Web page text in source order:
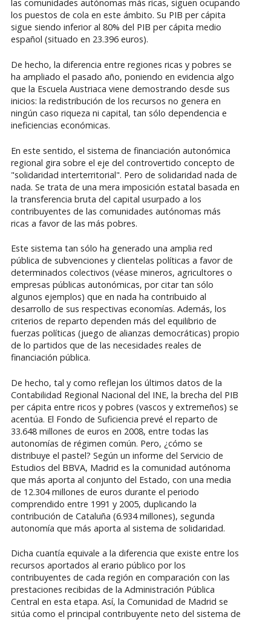
las comunidades autónomas más ricas, siguen ocupando
los puestos de cola en este ámbito. Su PIB per cápita
sigue siendo inferior al 80% del PIB per cápita medio
español (situado en 23.396 euros).
De hecho, la diferencia entre regiones ricas y pobres se
ha ampliado el pasado año, poniendo en evidencia algo
que la Escuela Austriaca viene demostrando desde sus
inicios: la redistribución de los recursos no genera en
ningún caso riqueza ni capital, tan sólo dependencia e
ineficiencias económicas.
En este sentido, el sistema de financiación autonómica
regional gira sobre el eje del controvertido concepto de
"solidaridad interterritorial". Pero de solidaridad nada de
nada. Se trata de una mera imposición estatal basada en
la transferencia bruta del capital usurpado a los
contribuyentes de las comunidades autónomas más
ricas a favor de las más pobres.
Este sistema tan sólo ha generado una amplia red
pública de subvenciones y clientelas políticas a favor de
determinados colectivos (véase mineros, agricultores o
empresas públicas autonómicas, por citar tan sólo
algunos ejemplos) que en nada ha contribuido al
desarrollo de sus respectivas economías. Además, los
criterios de reparto dependen más del equilibrio de
fuerzas políticas (juego de alianzas democráticas) propio
de lo partidos que de las necesidades reales de
financiación pública.
De hecho, tal y como reflejan los últimos datos de la
Contabilidad Regional Nacional del INE, la brecha del PIB
per cápita entre ricos y pobres (vascos y extremeños) se
acentúa. El Fondo de Suficiencia prevé el reparto de
33.648 millones de euros en 2008, entre todas las
autonomías de régimen común. Pero, ¿cómo se
distribuye el pastel? Según un informe del Servicio de
Estudios del BBVA, Madrid es la comunidad autónoma
que más aporta al conjunto del Estado, con una media
de 12.304 millones de euros durante el periodo
comprendido entre 1991 y 2005, duplicando la
contribución de Cataluña (6.934 millones), segunda
autonomía que más aporta al sistema de solidaridad.
Dicha cuantía equivale a la diferencia que existe entre los
recursos aportados al erario público por los
contribuyentes de cada región en comparación con las
prestaciones recibidas de la Administración Pública
Central en esta etapa. Así, la Comunidad de Madrid se
sitúa como el principal contribuyente neto del sistema de